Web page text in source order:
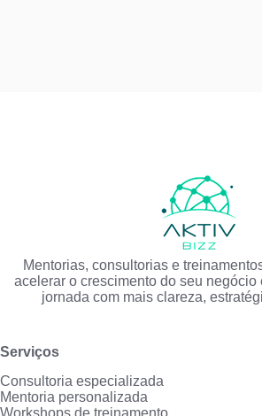
Mentorias, consultorias e
acelerar o crescimento do seu negócio
jornada com mais clareza,
Serviços
Consultoria especializada
Mentoria personalizada
Workshops de treinamento